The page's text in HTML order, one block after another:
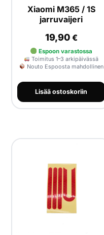
Xiaomi M365 / 1S
jarruvaijeri
19,90 €
Espoon varastossa
Toimitus 1–3 arkipäivässä
Nouto Espoosta mahdollinen
Lisää ostoskoriin